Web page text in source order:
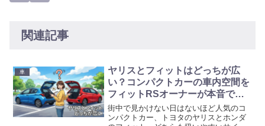
関連記事
車
ヤリスとフィットはどっちが広
い？コンパクトカーの車内空間を
フィットRSオーナーが本音で比
較
街中で見かけない日はないほど人気のコ
ンパクトカー、トヨタのヤリスとホンダ